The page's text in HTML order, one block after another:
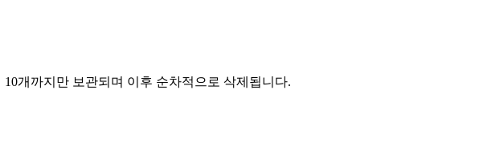
개까지만 보관되며 이후 순차적으로 삭제됩니다.